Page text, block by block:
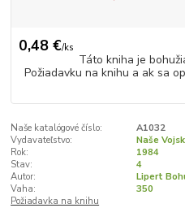
0,48 €/ks
Táto kniha je
Požiadavku na knihu a ak sa
Naše katalógové číslo:
A1032
Vydavateľstvo:
Naše
Rok:
1984
Stav:
4
Autor:
Lipert
Vaha:
350
Požiadavka na knihu